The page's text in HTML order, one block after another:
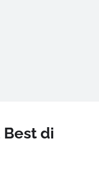
Best di